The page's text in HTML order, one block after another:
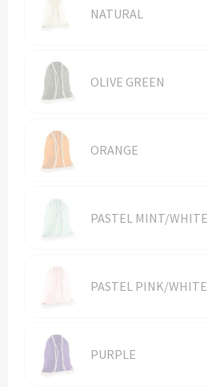
NATURAL
OLIVE GREEN
ORANGE
PASTEL MINT/WHITE
PASTEL PINK/WHITE
PURPLE